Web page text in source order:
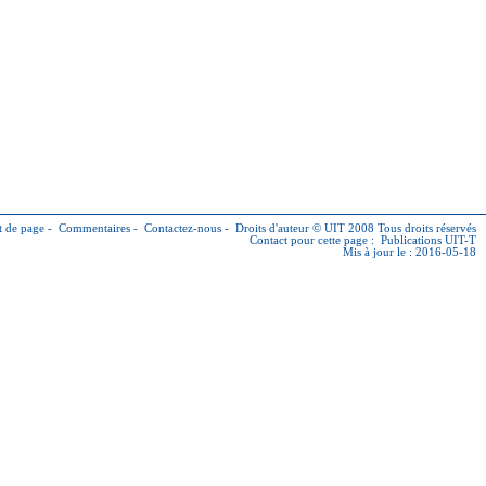
de page - Commentaires - Contactez-nous - Droits d'auteur © UIT 2008 Tous droits réservés
Contact pour cette page : Publications UIT-T
Mis à jour le : 2016-05-18